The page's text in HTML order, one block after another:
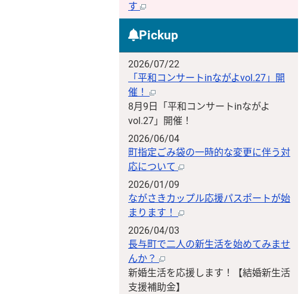
す
Pickup
2026/07/22
「平和コンサートinながよvol.27」開
催！
8月9日「平和コンサートinながよ
vol.27」開催！
2026/06/04
町指定ごみ袋の一時的な変更に伴う対
応について
2026/01/09
ながさきカップル応援パスポートが始
まります！
2026/04/03
長与町で二人の新生活を始めてみませ
んか？
新婚生活を応援します！【結婚新生活
支援補助金】